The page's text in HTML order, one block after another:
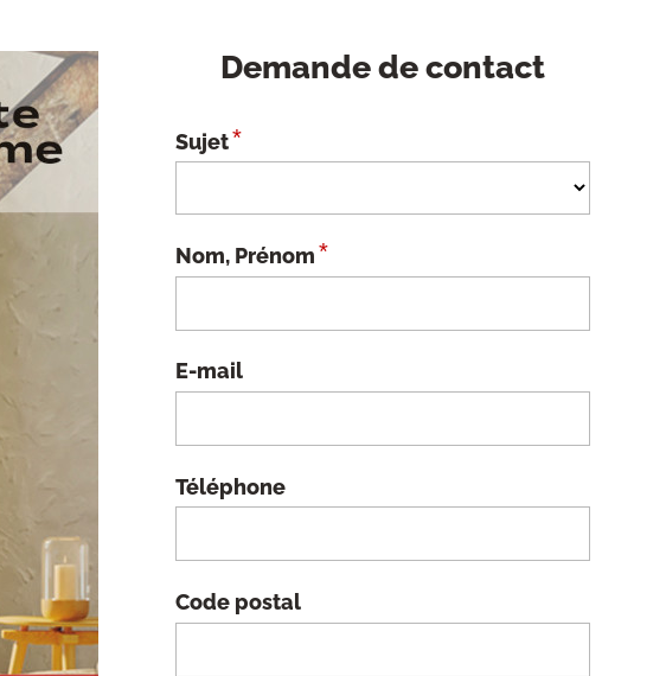
Demande de contact
Sujet*
Nom, Prénom*
E-mail
Téléphone
Code postal